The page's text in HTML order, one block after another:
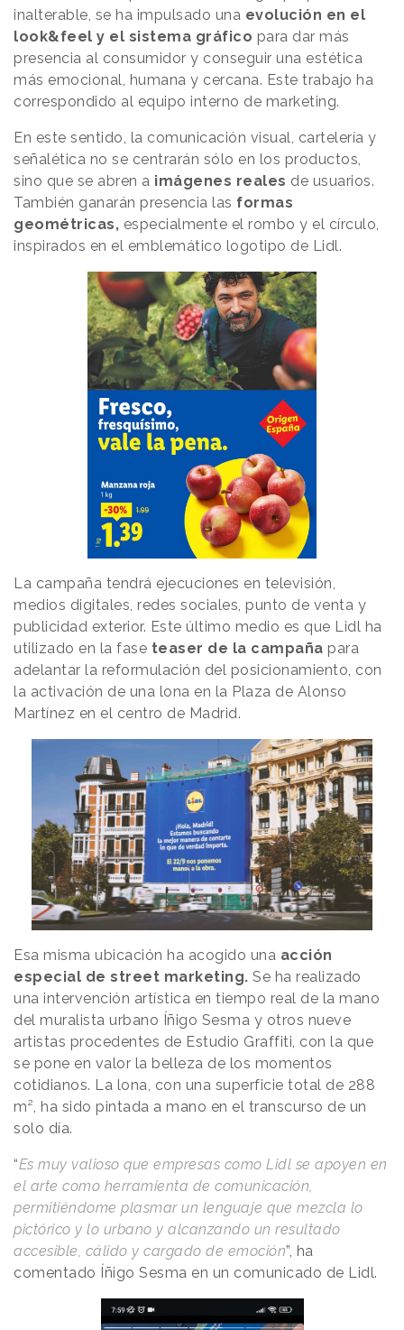
inalterable, se ha impulsado una evolución en el
look&feel y el sistema gráfico para dar más
presencia al consumidor y conseguir una estética
más emocional, humana y cercana. Este trabajo ha
correspondido al equipo interno de marketing.
En este sentido, la comunicación visual, cartelería y
señalética no se centrarán sólo en los productos,
sino que se abren a imágenes reales de usuarios.
También ganarán presencia las formas
geométricas, especialmente el rombo y el círculo,
inspirados en el emblemático logotipo de Lidl.
La campaña tendrá ejecuciones en televisión,
medios digitales, redes sociales, punto de venta y
publicidad exterior. Este último medio es que Lidl ha
utilizado en la fase teaser de la campaña para
adelantar la reformulación del posicionamiento, con
la activación de una lona en la Plaza de Alonso
Martínez en el centro de Madrid.
Esa misma ubicación ha acogido una acción
especial de street marketing. Se ha realizado
una intervención artística en tiempo real de la mano
del muralista urbano Íñigo Sesma y otros nueve
artistas procedentes de Estudio Graffiti, con la que
se pone en valor la belleza de los momentos
cotidianos. La lona, con una superficie total de 288
m², ha sido pintada a mano en el transcurso de un
solo día.
“Es muy valioso que empresas como Lidl se apoyen en
el arte como herramienta de comunicación,
permitiéndome plasmar un lenguaje que mezcla lo
pictórico y lo urbano y alcanzando un resultado
accesible, cálido y cargado de emoción”, ha
comentado Íñigo Sesma en un comunicado de Lidl.